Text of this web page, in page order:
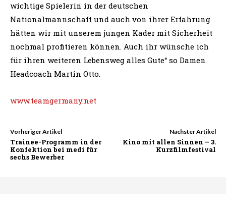
wichtige Spielerin in der deutschen
Nationalmannschaft und auch von ihrer Erfahrung
hätten wir mit unserem jungen Kader mit Sicherheit
nochmal profitieren können. Auch ihr wünsche ich
für ihren weiteren Lebensweg alles Gute“ so Damen
Headcoach Martin Otto.
www.teamgermany.net
Vorheriger Artikel
Trainee-Programm in der
Konfektion bei medi für
sechs Bewerber
Nächster Artikel
Kino mit allen Sinnen – 3.
Kurzfilmfestival